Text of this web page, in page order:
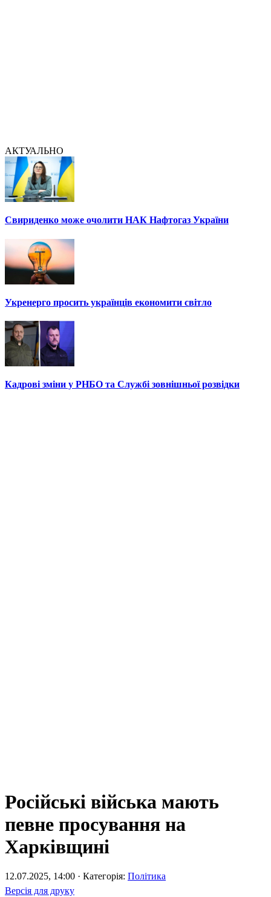
АКТУАЛЬНО
Свириденко може очолити НАК Нафтогаз України
Укренерго просить українців економити світло
Кадрові зміни у РНБО та Службі зовнішньої розвідки
Російські війська мають
певне просування на
Харківщині
12.07.2025, 14:00 · Категорія: Політика
Версія для друку